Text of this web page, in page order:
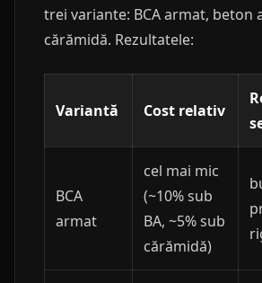
trei variante: BCA armat, beton
cărămidă. Rezultatele:
Variantă Cost relativ
BCA
armat
cel mai mic
(~10% sub
BA, ~5% sub
cărămidă)